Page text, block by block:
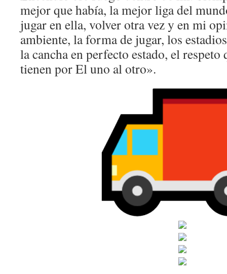
mejor que había, la mejor liga del
jugar en ella, volver otra vez y en mi
ambiente, la forma de jugar, los
la cancha en perfecto estado, el respeto
tienen por El uno al otro».